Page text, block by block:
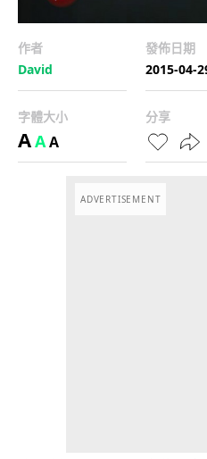
作者
David
發佈日期
2015-04-
字體大小
AAA
分享
ADVERTISEMENT